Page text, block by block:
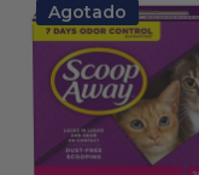
Agotado